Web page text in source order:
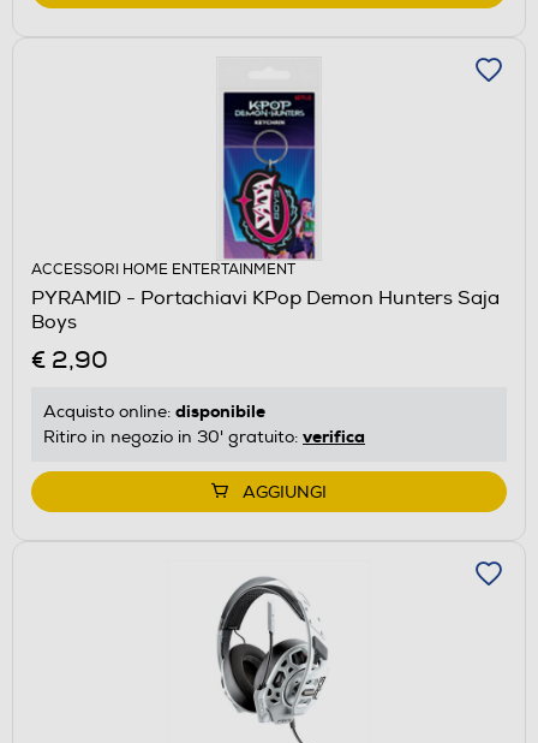
ACCESSORI HOME ENTERTAINMENT
PYRAMID - Portachiavi KPop Demon Hunters Saja
Boys
€ 2,90
Acquisto online: disponibile
Ritiro in negozio in 30' gratuito: verifica
AGGIUNGI